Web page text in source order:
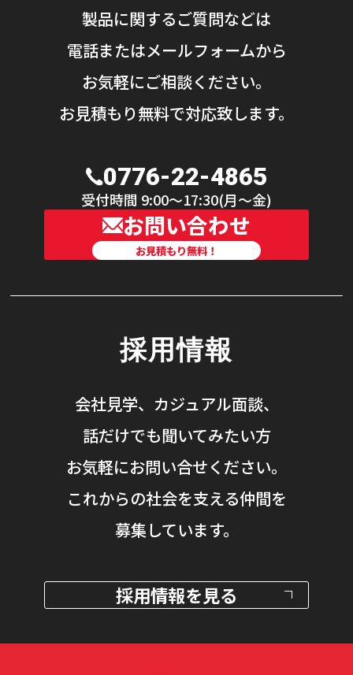
製品に関するご質問などは
電話またはメールフォームから
お気軽にご相談ください。
お見積もり無料で対応致します。
0776-22-4865
受付時間 9:00〜17:30(月〜金)
お問い合わせ
お見積もり無料！
採用情報
会社見学、カジュアル面談、
話だけでも聞いてみたい方
お気軽にお問い合せください。
これからの社会を支える仲間を
募集しています。
採用情報を見る